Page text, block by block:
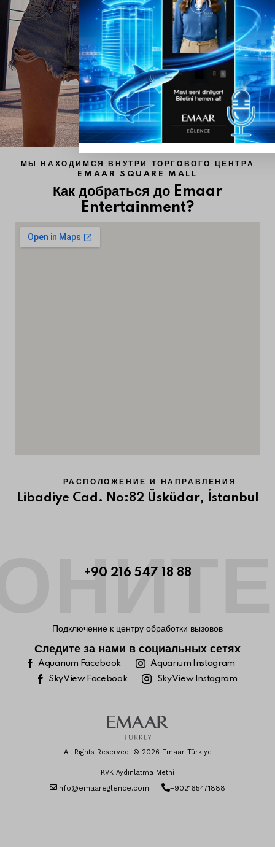
МЫ НАХОДИМСЯ ВНУТРИ ТОРГОВОГО ЦЕНТРА
EMAAR SQUARE MALL
Как добраться до Emaar
Entertainment?
РАСПОЛОЖЕНИЕ И НАПРАВЛЕНИЯ
Libadiye Cad. No:82 Üsküdar, İstanbul
+90 216 547 18 88
Подключение к центру обработки вызовов
Следите за нами в социальных сетях
Aquarium Facebook
Aquarium Instagram
SkyView Facebook
SkyView Instagram
All Rights Reserved. © 2026 Emaar Türkiye
KVK Aydınlatma Metni
info@emaareglence.com +902165471888